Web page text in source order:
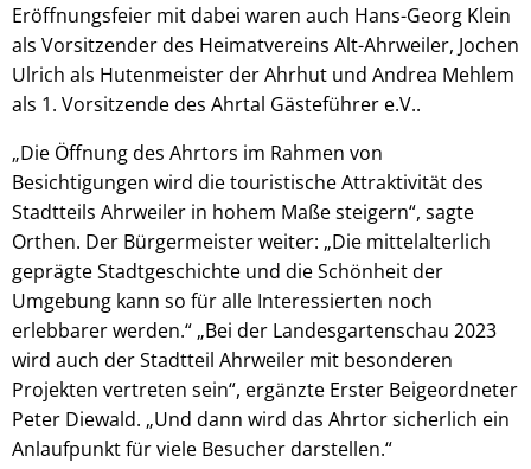
Eröffnungsfeier mit dabei waren auch Hans-Georg Klein
als Vorsitzender des Heimatvereins Alt-Ahrweiler, Jochen
Ulrich als Hutenmeister der Ahrhut und Andrea Mehlem
als 1. Vorsitzende des Ahrtal Gästeführer e.V..
„Die Öffnung des Ahrtors im Rahmen von
Besichtigungen wird die touristische Attraktivität des
Stadtteils Ahrweiler in hohem Maße steigern“, sagte
Orthen. Der Bürgermeister weiter: „Die mittelalterlich
geprägte Stadtgeschichte und die Schönheit der
Umgebung kann so für alle Interessierten noch
erlebbarer werden.“ „Bei der Landesgartenschau 2023
wird auch der Stadtteil Ahrweiler mit besonderen
Projekten vertreten sein“, ergänzte Erster Beigeordneter
Peter Diewald. „Und dann wird das Ahrtor sicherlich ein
Anlaufpunkt für viele Besucher darstellen.“